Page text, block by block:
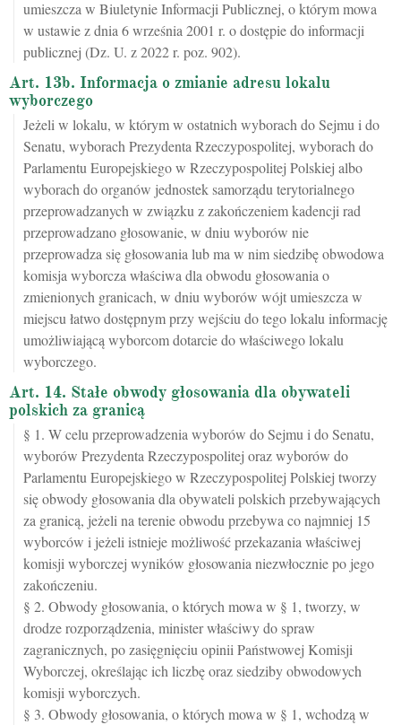
umieszcza w Biuletynie Informacji Publicznej, o którym mowa
w ustawie z dnia 6 września 2001 r. o dostępie do informacji
publicznej (Dz. U. z 2022 r. poz. 902).
Art. 13b. Informacja o zmianie adresu lokalu
wyborczego
Jeżeli w lokalu, w którym w ostatnich wyborach do Sejmu i do
Senatu, wyborach Prezydenta Rzeczypospolitej, wyborach do
Parlamentu Europejskiego w Rzeczypospolitej Polskiej albo
wyborach do organów jednostek samorządu terytorialnego
przeprowadzanych w związku z zakończeniem kadencji rad
przeprowadzano głosowanie, w dniu wyborów nie
przeprowadza się głosowania lub ma w nim siedzibę obwodowa
komisja wyborcza właściwa dla obwodu głosowania o
zmienionych granicach, w dniu wyborów wójt umieszcza w
miejscu łatwo dostępnym przy wejściu do tego lokalu informację
umożliwiającą wyborcom dotarcie do właściwego lokalu
wyborczego.
Art. 14. Stałe obwody głosowania dla obywateli
polskich za granicą
§ 1. W celu przeprowadzenia wyborów do Sejmu i do Senatu,
wyborów Prezydenta Rzeczypospolitej oraz wyborów do
Parlamentu Europejskiego w Rzeczypospolitej Polskiej tworzy
się obwody głosowania dla obywateli polskich przebywających
za granicą, jeżeli na terenie obwodu przebywa co najmniej 15
wyborców i jeżeli istnieje możliwość przekazania właściwej
komisji wyborczej wyników głosowania niezwłocznie po jego
zakończeniu.
§ 2. Obwody głosowania, o których mowa w § 1, tworzy, w
drodze rozporządzenia, minister właściwy do spraw
zagranicznych, po zasięgnięciu opinii Państwowej Komisji
Wyborczej, określając ich liczbę oraz siedziby obwodowych
komisji wyborczych.
§ 3. Obwody głosowania, o których mowa w § 1, wchodzą w